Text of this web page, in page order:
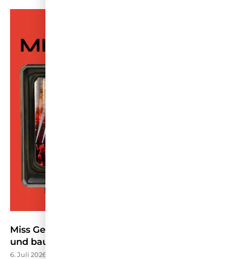
Miss Germany stellt Wettbewerb neu auf
und baut TV-Präsenz aus – HORIZONT
6. Juli 2026